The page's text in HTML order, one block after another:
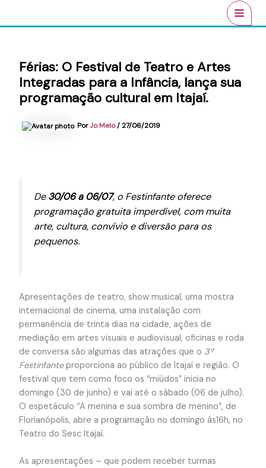
Férias: O Festival de Teatro e Artes
Integradas para a Infância, lança sua
programação cultural em Itajaí.
PorJo Melo/27/06/2019
De30/06 a 06/07, o Festinfante oferece
programação gratuita imperdível, com muita
arte, cultura, convívio e diversão para os
pequenos.
Apresentações de teatro, show musical, uma mostra
internacional de cinema, uma instalação com
permanência de trinta dias na cidade, ações de
mediação em artes visuais e audiovisual, oficinas e roda
de conversa são algumas das atrações que o 3º
Festinfanteproporciona ao público de Itajaí e região. O
festival que tem como foco os “miúdos” inicia no
domingo (30 de junho) e vai até o sábado (06 de julho).
O espetáculo “A menina e sua sombra de menino”, de
Florianópolis, abre a programação no domingo às16h, no
Teatro do Sesc Itajaí.
As apresentações – que podem receber turmas